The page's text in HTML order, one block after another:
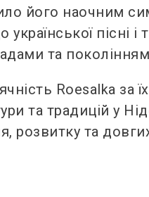
його наочним
пісні
та
Roesalka за
та традицій у
та довгих